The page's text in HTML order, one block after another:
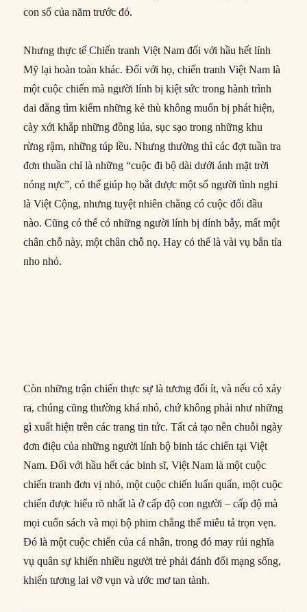
con số của năm trước đó.
Nhưng thực tế Chiến tranh Việt Nam đối với hầu hết lính
Mỹ lại hoàn toàn khác. Đối với họ, chiến tranh Việt Nam là
một cuộc chiến mà người lính bị kiệt sức trong hành trình
dai dẳng tìm kiếm những kẻ thù không muốn bị phát hiện,
cày xới khắp những đồng lúa, sục sạo trong những khu
rừng rậm, những túp lều. Nhưng thường thì các đợt tuần tra
đơn thuần chỉ là những “cuộc đi bộ dài dưới ánh mặt trời
nóng nực”, có thể giúp họ bắt được một số người tình nghi
là Việt Cộng, nhưng tuyệt nhiên chẳng có cuộc đối đầu
nào. Cũng có thể có những người lính bị dính bẫy, mất một
chân chỗ này, một chân chỗ nọ. Hay có thể là vài vụ bắn tỉa
nho nhỏ.
Còn những trận chiến thực sự là tương đối ít, và nếu có xảy
ra, chúng cũng thường khá nhỏ, chứ không phải như những
gì xuất hiện trên các trang tin tức. Tất cả tạo nên chuỗi ngày
đơn điệu của những người lính bộ binh tác chiến tại Việt
Nam. Đối với hầu hết các binh sĩ, Việt Nam là một cuộc
chiến tranh đơn vị nhỏ, một cuộc chiến luẩn quẩn, một cuộc
chiến được hiểu rõ nhất là ở cấp độ con người – cấp độ mà
mọi cuốn sách và mọi bộ phim chẳng thể miêu tả trọn vẹn.
Đó là một cuộc chiến của cá nhân, trong đó may rủi nghĩa
vụ quân sự khiến nhiều người trẻ phải đánh đổi mạng sống,
khiến tương lai vỡ vụn và ước mơ tan tành.